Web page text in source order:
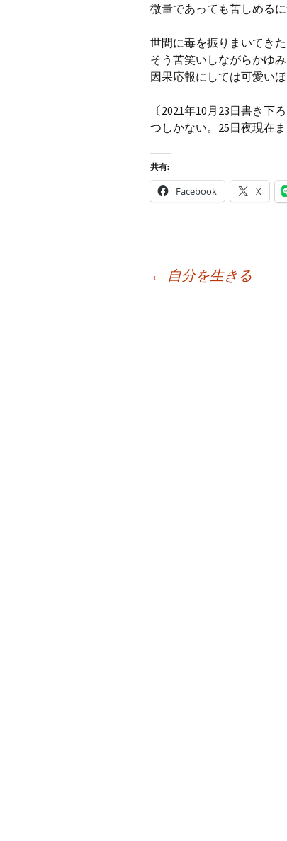
微量であっても苦しめる
世間に毒を振りまいてき
そう苦笑いしながらかゆ
因果応報にしては可愛い
〔2021年10月23日書き
つしかない。25日夜現在ま
共有:
Facebook X
← 自分を生きる